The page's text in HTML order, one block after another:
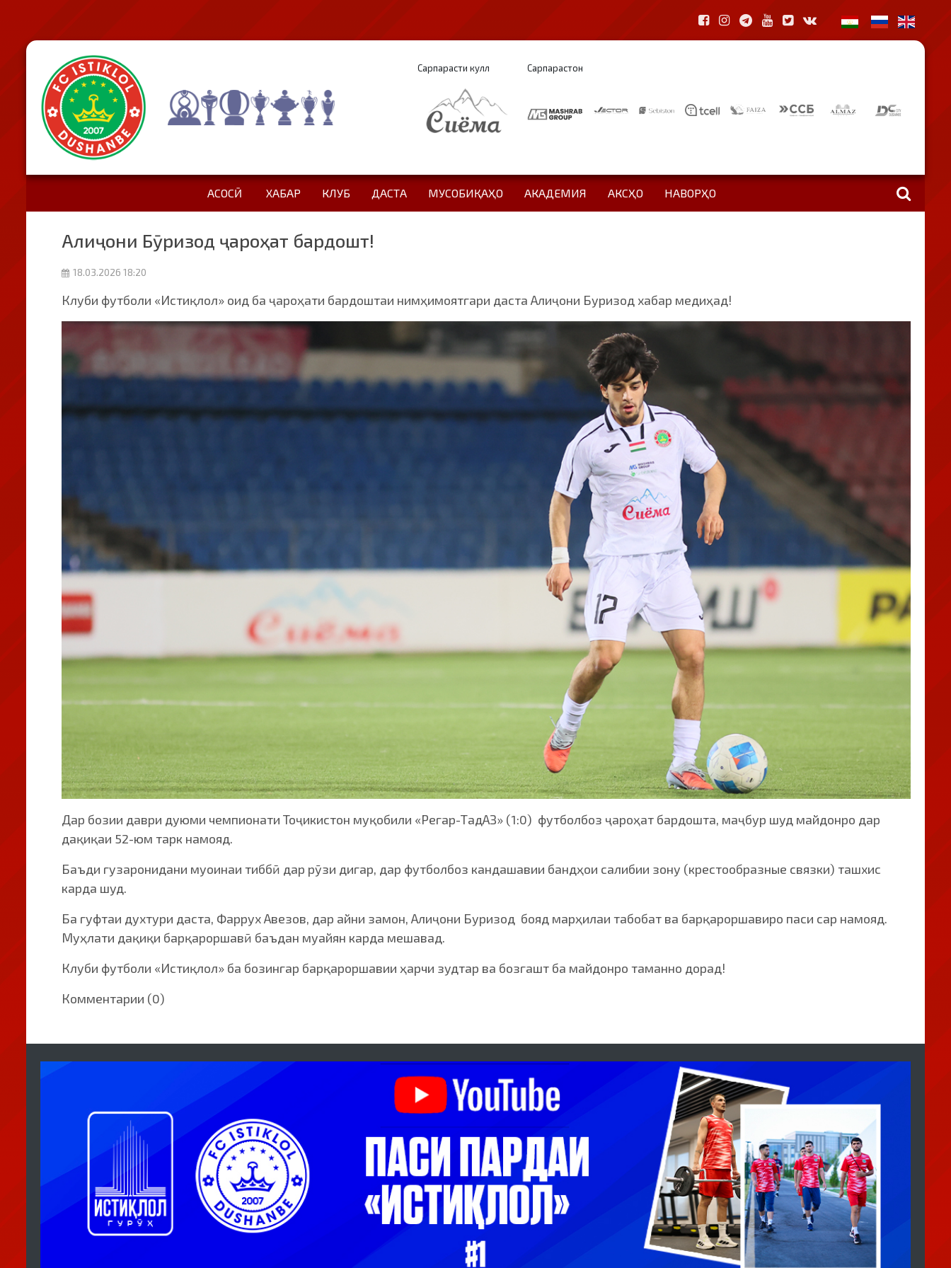
Сарпарасти кулл Сарпарастон
АСОСӢ ХАБАР КЛУБ ДАСТА МУСОБИҚАҲО АКАДЕМИЯ АКСҲО НАВОРҲО
Алиҷони Бӯризод ҷароҳат бардошт!
18.03.2026 18:20
Клуби футболи «Истиқлол» оид ба ҷароҳати бардоштаи нимҳимоятгари даста Алиҷони Буризод хабар медиҳад!
Дар бозии даври дуюми чемпионати Тоҷикистон муқобили «Регар-ТадАЗ» (1:0) футболбоз ҷароҳат бардошта, маҷбур шуд майдонро дар
дақиқаи 52-юм тарк намояд.
Баъди гузаронидани муоинаи тиббӣ дар рӯзи дигар, дар футболбоз кандашавии бандҳои салибии зону (крестообразные связки) ташхис
карда шуд.
Ба гуфтаи духтури даста, Фаррух Авезов, дар айни замон, Алиҷони Буризод бояд марҳилаи табобат ва барқароршавиро паси сар намояд.
Муҳлати дақиқи барқароршавӣ баъдан муайян карда мешавад.
Клуби футболи «Истиқлол» ба бозингар барқароршавии ҳарчи зудтар ва бозгашт ба майдонро таманно дорад!
Комментарии (0)